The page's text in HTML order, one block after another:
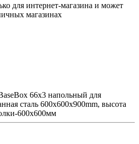
для интернет-магазина и может
магазинах
66x3 напольный для
сталь 600х600х900mm, высота
600x600мм